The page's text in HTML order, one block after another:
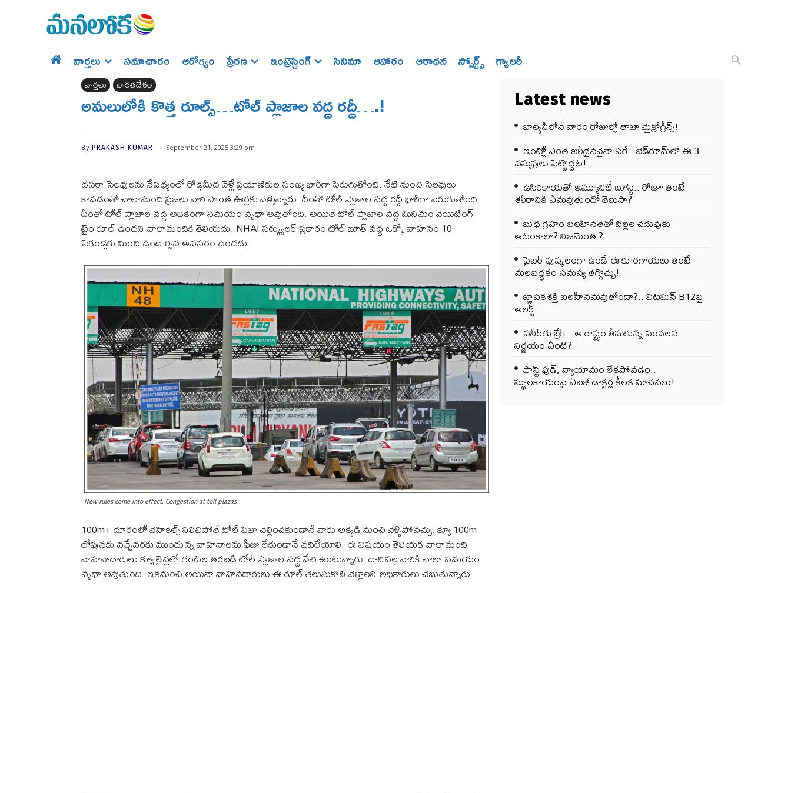
వార్తలు సమాచారం ఆరోగ్యం ప్రేర‌ణ‌ ఇంట్రెస్టింగ్‌ సినిమా ఆహారం ఆరాధన స్పోర్ట్స్‌ గ్యాలరీ
వార్తలు భారతదేశం
అమ‌లులోకి కొత్త రూల్స్‌…టోల్ ప్లాజాల వద్ద రద్దీ….!
By PRAKASH KUMAR - September 21, 2025 3:29 pm
దసరా సెలవులను నేపథ్యంలో రోడ్లమీద వెళ్లే ప్రయాణికుల సంఖ్య భారీగా పెరుగుతోంది. నేటి నుంచి సెలవులు
కావడంతో చాలామంది ప్రజలు వారి సొంత ఊర్లకు వెళ్తున్నారు. దీంతో టోల్ ప్లాజాల వద్ద రద్దీ భారీగా పెరుగుతోంది.
దీంతో టోల్ ప్లాజాల వద్ద అధికంగా సమయం వృధా అవుతోంది. అయితే టోల్ ప్లాజాల వద్ద మినిమం వెయిటింగ్
టైం రూల్ ఉందని చాలామందికి తెలియదు. NHAI సర్క్యులర్ ప్రకారం టోల్ బూత్ వద్ద ఒక్కో వాహనం 10
సెకండ్లకు మించి ఉండాల్సిన అవసరం ఉండదు.
New rules come into effect. Congestion at toll plazas
100m+ దూరంలో వెహికల్స్ నిలిచిపోతే టోల్ ఫీజు చెల్లించకుండానే వారు అక్కడి నుంచి వెళ్ళిపోవచ్చు. క్యూ 100m
లోపునకు వచ్చేవరకు ముందున్న వాహనాలను ఫీజు లేకుండానే వదిలేయాలి. ఈ విషయం తెలియక చాలామంది
వాహనాదారులు క్యూ లైన్లలో గంటల తరబడి టోల్ ప్లాజాల వద్ద వేచి ఉంటున్నారు. దానివల్ల వారికి చాలా సమయం
వృధా అవుతుంది. ఇకనుంచి అయినా వాహనదారులు ఈ రూల్ తెలుసుకొని వెళ్లాలని అధికారులు చెబుతున్నారు.
Latest news
బాల్కనీలోనే వారం రోజుల్లో తాజా మైక్రోగ్రీన్స్‌!
ఇంట్లో ఎంత ఖరీదైనవైనా సరే.. బెడ్‌రూమ్‌లో ఈ 3
వస్తువులు పెట్టొద్దట!
ఉసిరికాయతో ఇమ్యూనిటీ బూస్ట్‌.. రోజూ తింటే
శరీరానికి ఏమవుతుందో తెలుసా?
బుధ గ్రహం బలహీనతతో పిల్లల చదువుకు
ఆటంకాలా? నిజమెంత ?
ఫైబర్‌ పుష్కలంగా ఉండే ఈ కూరగాయలు తింటే
మలబద్ధకం సమస్య తగ్గొచ్చు!
జ్ఞాపకశక్తి బలహీనమవుతోందా?.. విటమిన్ B12పై
అలర్ట్
పనీర్‌కు బ్రేక్.. ఆ రాష్ట్రం తీసుకున్న సంచలన
నిర్ణయం ఏంటి?
ఫాస్ట్ ఫుడ్, వ్యాయామం లేకపోవడం..
స్థూలకాయంపై ఏఐజీ డాక్టర్ల కీలక సూచనలు!